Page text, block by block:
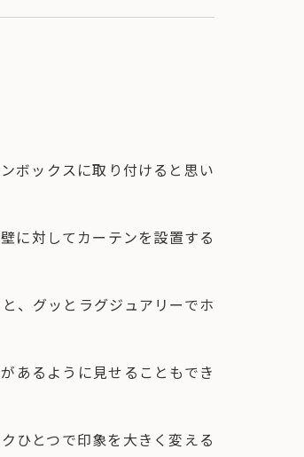
ボックスに取り付けると思い
に対してカーテンを設置する
、グッとラグジュアリーでホ
あるように見せることもでき
ひとつで印象を大きく変える